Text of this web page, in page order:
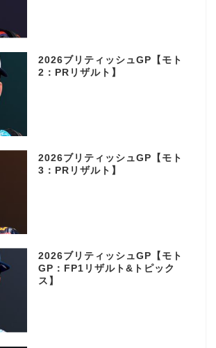
2026ブリティッシュGP【モト
2：PRリザルト】
2026ブリティッシュGP【モト
3：PRリザルト】
2026ブリティッシュGP【モト
GP：FP1リザルト&トピック
ス】